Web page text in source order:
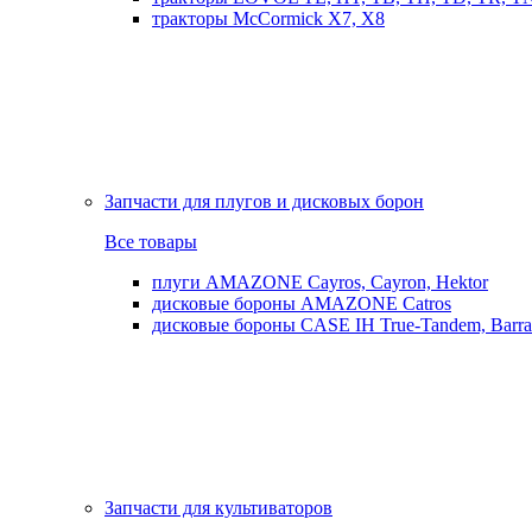
тракторы McCormick X7, X8
Запчасти для плугов и дисковых борон
Все товары
плуги AMAZONE Cayros, Cayron, Hektor
дисковые бороны AMAZONE Catros
дисковые бороны CASE IH True-Tandem,
Запчасти для культиваторов